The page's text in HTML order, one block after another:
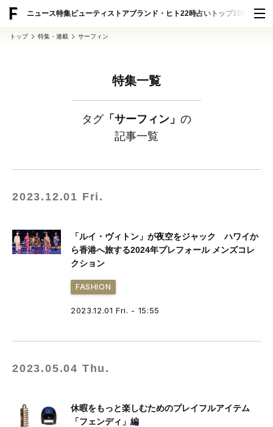
ニュース特集ビューティ ストアブランド・ヒト22時占い トップ100 スナッ
トップ 特集・連載 サーフィン
特集一覧
タグ「サーフィン」 の
記事一覧
2023.12.01 Fri.
「ルイ・ヴィトン」が夜空をジャック ハワイか
ら香港へ旅する2024年プレフォール メンズコレ
クション
FASHION
2023.12.01 Fri. - 15:55
2023.05.04 Thu.
休暇をもっと楽しむためのプレイフルアイテム
「フェンディ」編